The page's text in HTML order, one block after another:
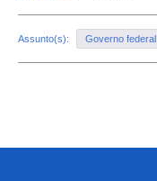
Assunto(s): Governo federal